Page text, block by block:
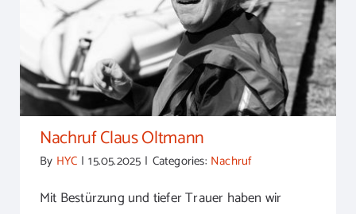
Nachruf Claus Oltmann
Nachruf Claus Oltmann
By HYC | 15.05.2025 | Categories: Nachruf
Mit Bestürzung und tiefer Trauer haben wir